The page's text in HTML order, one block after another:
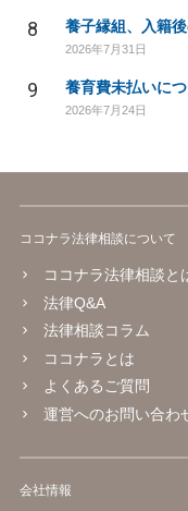
8 養子縁組、入籍
2026年7月31日
9 養育費未払いに
2026年7月24日
ココナラ法律相談について
ココナラ法律相談と
法律Q&A
法律相談コラム
ココナラとは
よくあるご質問
運営へのお問い合わ
会社情報